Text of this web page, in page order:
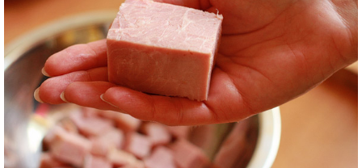
Słownik
O stronie
Kontakt